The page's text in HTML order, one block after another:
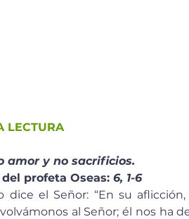
LECTURA
amor y no sacrificios.
profeta Oseas: 6, 1-6
volvámonos al Señor; él nos ha